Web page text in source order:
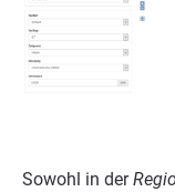
Sowohl in der